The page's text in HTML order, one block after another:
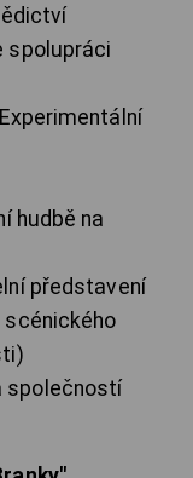
spolupráci
hudbě na
představení
scénického
společností